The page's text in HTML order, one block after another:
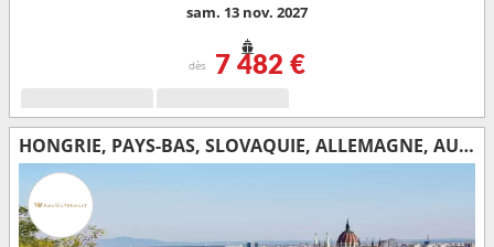
sam. 13 nov. 2027
dès 7 482 €
HONGRIE, PAYS-BAS, SLOVAQUIE, ALLEMAGNE, AUTRICHE